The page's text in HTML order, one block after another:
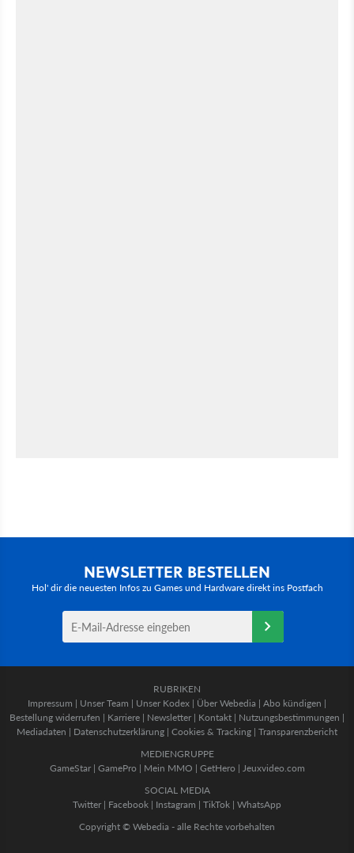
NEWSLETTER BESTELLEN
Hol' dir die neuesten Infos zu Games und Hardware direkt ins Postfach
RUBRIKEN
Impressum | Unser Team | Unser Kodex | Über Webedia | Abo kündigen |
Bestellung widerrufen | Karriere | Newsletter | Kontakt | Nutzungsbestimmungen |
Mediadaten | Datenschutzerklärung | Cookies & Tracking | Transparenzbericht
MEDIENGRUPPE
GameStar| GamePro | Mein MMO | GetHero | Jeuxvideo.com
SOCIAL MEDIA
Twitter | Facebook | Instagram | TikTok | WhatsApp
Copyright © Webedia - alle Rechte vorbehalten